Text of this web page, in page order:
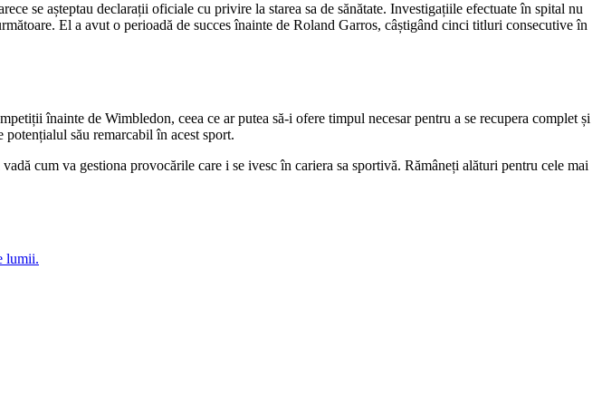
se așteptau declarații oficiale cu privire la starea sa de sănătate. Investigațiile efectuate în spital nu
El a avut o perioadă de succes înainte de Roland Garros, câștigând cinci titluri consecutive în
înainte de Wimbledon, ceea ce ar putea să-i ofere timpul necesar pentru a se recupera complet și
său remarcabil în acest sport.
cum va gestiona provocările care i se ivesc în cariera sa sportivă. Rămâneți alături pentru cele mai
lumii.